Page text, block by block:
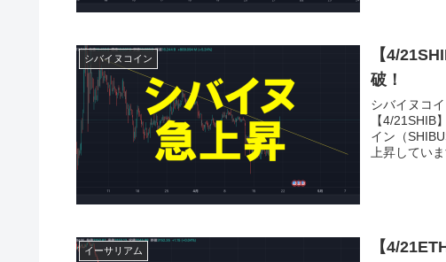
シバイヌコイン
【4/
破！
シバイヌコ
【4/21SHIB
イン（
上昇してい
イーサリアム
【4/